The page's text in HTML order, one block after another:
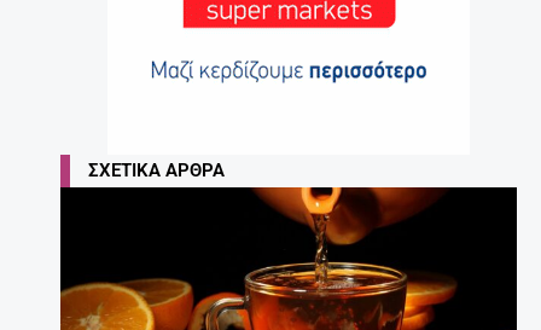
ΣΧΕΤΙΚΆ ΆΡΘΡΑ